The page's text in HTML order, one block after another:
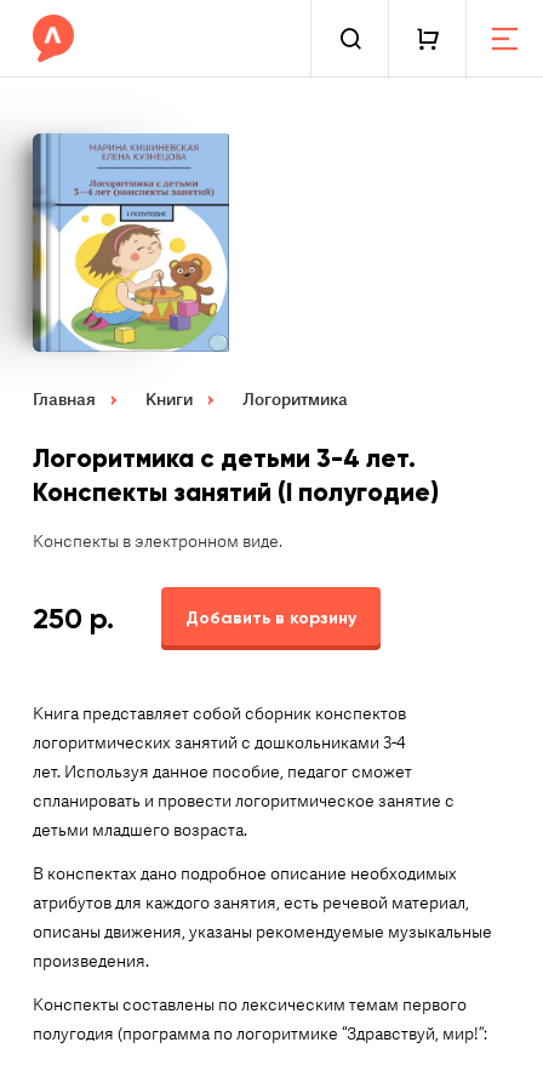
Главная Книги Логоритмика
Логоритмика с детьми 3-4 лет.
Конспекты занятий (I полугодие)
Конспекты в электронном виде.
250 р. Добавить в корзину
Книга представляет собой сборник конспектов
логоритмических занятий с дошкольниками 3-4
лет. Используя данное пособие, педагог сможет
спланировать и провести логоритмическое занятие с
детьми младшего возраста.
В конспектах дано подробное описание необходимых
атрибутов для каждого занятия, есть речевой материал,
описаны движения, указаны рекомендуемые музыкальные
произведения.
Конспекты составлены по лексическим темам первого
полугодия (программа по логоритмике “Здравствуй, мир!”: